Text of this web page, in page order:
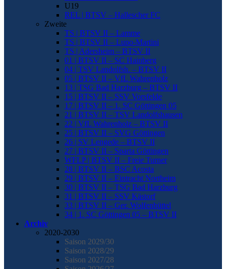
U19
REL | BTSV – Hallescher FC
Zweite
TS | BTSV II – Lamme
TS | BTSV II – Lupo-Martini
TS | Adersheim – BTSV II
01 | BTSV II – SC Hainberg
04 | TSV Landolfsh. – BTSV II
05 | BTSV II – VfL Wahrenholz
13 | TSG Bad Harzburg – BTSV II
15 | BTSV II – SSV Vorsfelde
17 | BTSV II – 1. SC Göttingen 05
21 | BTSV II – TSV Landolfshausen
22 | VfL Wahrenholz – BTSV II
25 | BTSV II – SVG Göttingen
26 | SV Lengede – BTSV II
27 | BTSV II – Sparta Göttingen
WFLP | BTSV II – Freie Turner
28 | BTSV II – BSC Acosta
29 | BTSV II – Eintracht Northeim
30 | BTSV II – TSG Bad Harzburg
31 | BTSV II – SSV Kästorf
33 | BTSV II – Ger. Wolfenbüttel
34 | 1. SC Göttingen 05 – BTSV II
Archiv
2020-2030
Saison 2029/30
Saison 2028/29
Saison 2027/28